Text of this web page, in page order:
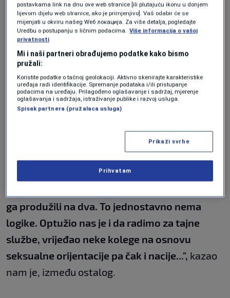
neslaganje s njim", stoji, između ostalog.
Jedan od osnivača grupe Dragan Trogrančić
kazao nam je da je Đozić iz njemu poznatih
razloga umislio da je medijski zastupnik grupe,
te da je svu medijsku pažnju usmjeravao na
sebe. Objasnio nam je i da je došlo do
"Đozić je želio da se bojkot proširi na tri dana,
ga produžili na dva. To jednostavno nema
logike. Optužio nas je i da radimo za tajne
službe, vrijeđao neke kolege na osnovu
seksualne orijentacije pa čak i nacije...", kazao
nam je, između ostalog.
postavkama link na dnu ove web stranice [ili plutajuću ikonu u donjem
lijevom dijelu web stranice, ako je primjenjivo]. Vaš odabir će se
mijenjati u okviru našeg Wеб локација. Za više detalja, pogledajte
Uredbu o postupanju s ličnim podacima. Više informacija o vašoj
privatnosti
Mi i naši partneri obrađujemo podatke kako bismo
pružali:
Koristite podatke o tačnoj geolokaciji. Aktivno skenirajte karakteristike
uređaja radi identifikacije. Spremanje podataka i/ili pristupanje
podacima na uređaju. Prilagođeno oglašavanje i sadržaj, mjerenje
oglašavanja i sadržaja, istraživanje publike i razvoj usluga.
Spisak partnera (pružalaca usluga)
Prikaži svrhe
Prihvatam